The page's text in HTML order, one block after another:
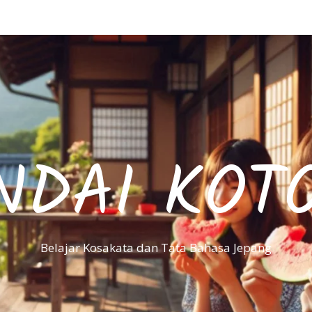
Belajar Kosakata dan Tata Bahasa Jepang